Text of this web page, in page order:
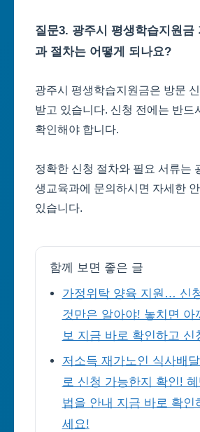
질문3. 광주시 평생학습지원금
과 절차는 어떻게 되나요?
광주시 평생학습지원금은 방문
받고 있습니다. 신청 전에는 반드
확인해야 합니다.
정확한 신청 절차와 필요 서류는
생교육과에 문의하시면 자세한
있습니다.
함께 보면 좋은 글
가정위탁 양육 지원… 신
것만은 알아야! 놓치면 아
보 지금 바로 확인하고 신
저소득 재가노인 식사배
로 신청 가능한지 확인!
법을 안내 지금 바로 확인
세요!